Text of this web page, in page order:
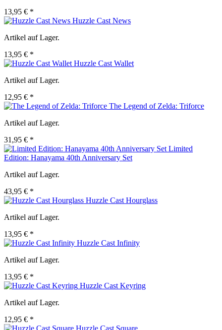
13,95 € *
Huzzle Cast News
Artikel auf Lager.
13,95 € *
Huzzle Cast Wallet
Artikel auf Lager.
12,95 € *
The Legend of Zelda: Triforce
Artikel auf Lager.
31,95 € *
Limited
Edition: Hanayama 40th Anniversary Set
Artikel auf Lager.
43,95 € *
Huzzle Cast Hourglass
Artikel auf Lager.
13,95 € *
Huzzle Cast Infinity
Artikel auf Lager.
13,95 € *
Huzzle Cast Keyring
Artikel auf Lager.
12,95 € *